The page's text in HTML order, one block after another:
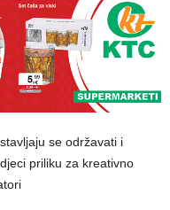
se održavati i
priliku za kreativno